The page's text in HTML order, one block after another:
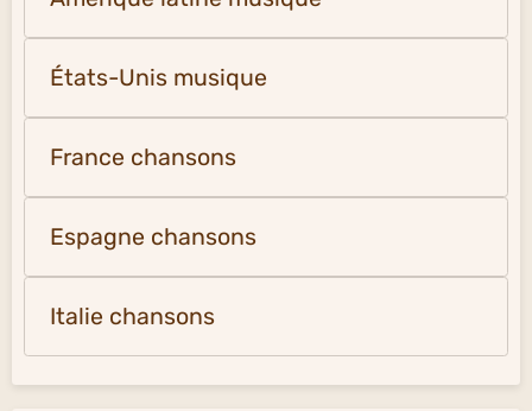
États-Unis musique
France chansons
Espagne chansons
Italie chansons